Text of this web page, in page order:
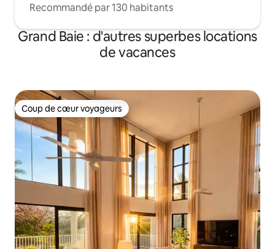
Recommandé par 130 habitants
Grand Baie : d'autres superbes locations
de vacances
Coup de cœur voyageurs
Coup de cœur voyageurs